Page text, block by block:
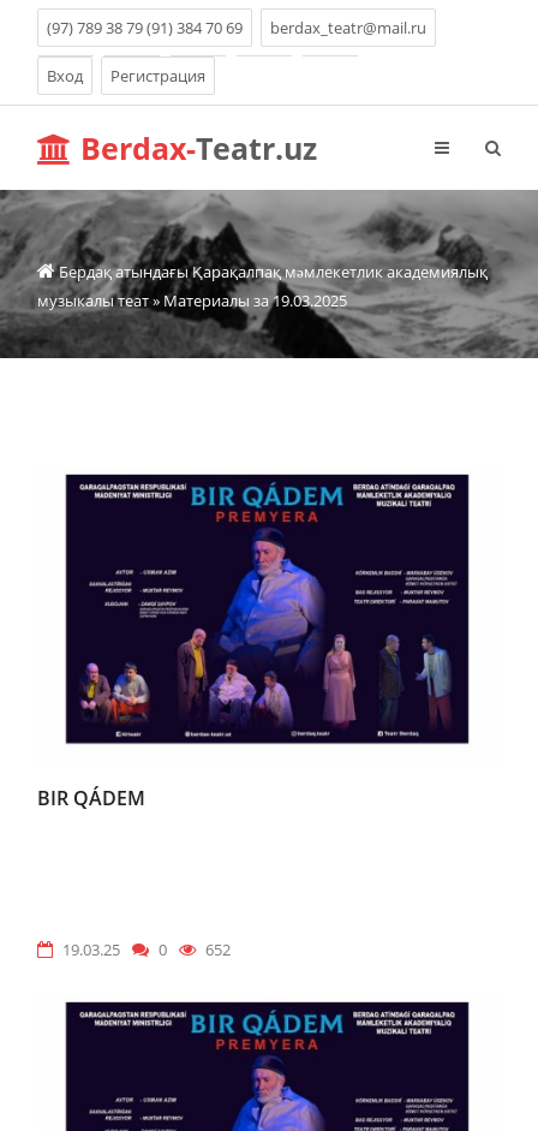
(97) 789 38 79 (91) 384 70 69 berdax_teatr@mail.ru
Вход Регистрация
Berdax-Teatr.uz
Бердақ атындағы Қарақалпақ мəмлекетлик академиялық
музыкалы теат» Материалы за 19.03.2025
BIR QÁDEM
19.03.25 0 652